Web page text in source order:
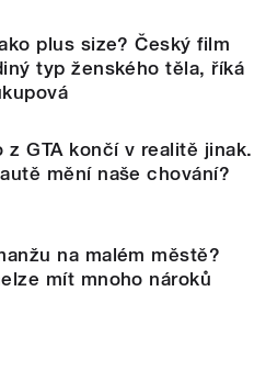
plus size? Český film
typ ženského těla, říká
z GTA končí v realitě jinak.
mění naše chování?
na malém městě?
mít mnoho nároků